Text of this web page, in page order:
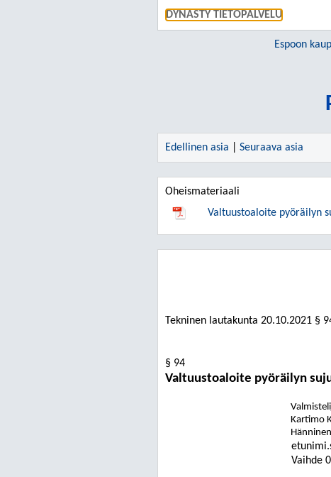
DYNASTY TIETOPALVELU
Espoon
Edellinen asia Seuraava asia
Oheismateriaali
Valtuustoaloite pyöräilyn
Tekninen lautakunta 20.10.2021 §
§ 94
Valtuustoaloite pyöräilyn
Kartimo
Vaihde